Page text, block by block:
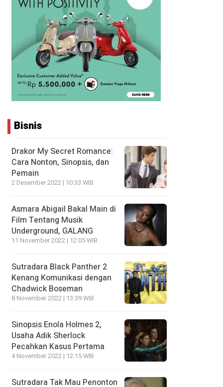
Bisnis
Drakor My Secret Romance:
Cara Nonton, Sinopsis, dan
Pemain
2 Desember 2022 | 10:33 WIB
Asmara Abigail Bakal Main di
Film Tentang Musik
Underground, GALANG
11 November 2022 | 12:05 WIB
Sutradara Black Panther 2
Kenang Komunikasi dengan
Chadwick Boseman
8 November 2022 | 13:39 WIB
Sinopsis Enola Holmes 2,
Usaha Adik Sherlock
Pecahkan Kasus Pertama
4 November 2022 | 12:15 WIB
Sutradara Tak Mau Penonton